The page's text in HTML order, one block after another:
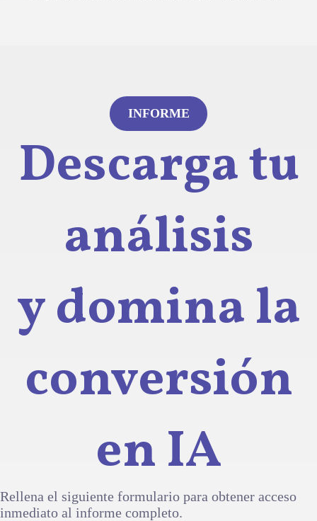
INFORME
Descarga tu
análisis
y domina la
conversión
en IA
Rellena el siguiente formulario para obtener acceso
inmediato al informe completo.